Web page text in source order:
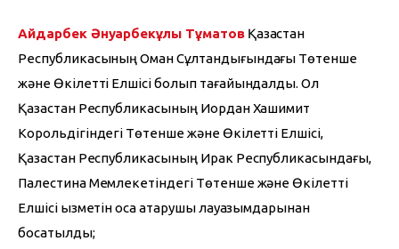
Айдарбек Әнуарбекұлы Тұматов Қазақстан
Республикасының Оман Сұлтандығындағы Төтенше
және Өкілетті Елшісі болып тағайындалды. Ол
Қазақстан Республикасының Иордан Хашимит
Корольдігіндегі Төтенше және Өкілетті Елшісі,
Қазақстан Республикасының Ирак Республикасындағы,
Палестина Мемлекетіндегі Төтенше және Өкілетті
Елшісі қызметін қоса атқарушы лауазымдарынан
босатылды;